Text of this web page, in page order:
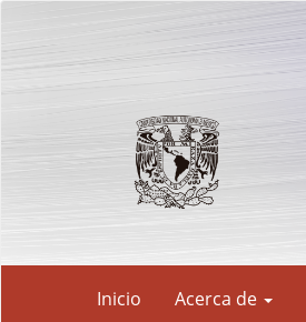
principal
Inicio Acerca de